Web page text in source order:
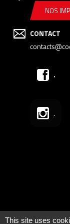
NOS
CONTACT
.
.
This site uses